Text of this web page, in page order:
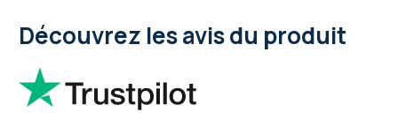
Découvrez les avis du produit